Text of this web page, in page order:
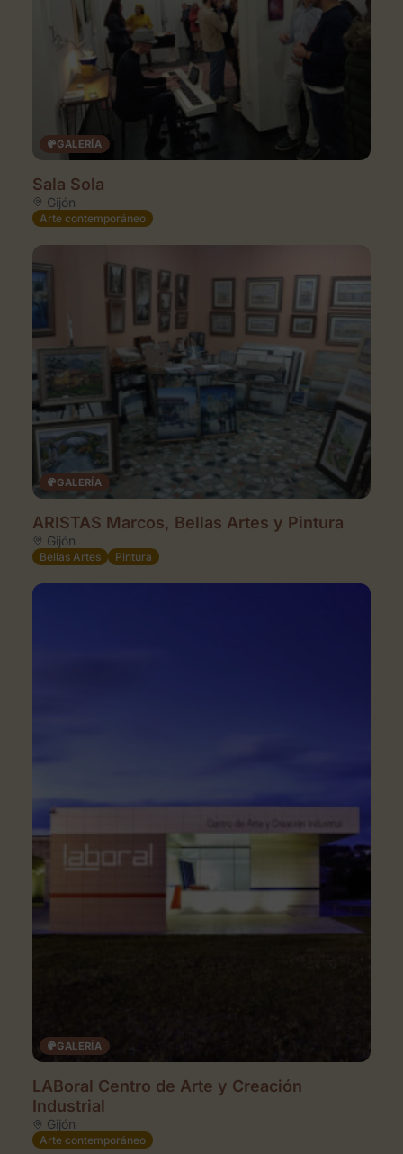
Espacios en la zona
GALERÍA
Sala Sola
Gijón
Arte contemporáneo
GALERÍA
ARISTAS Marcos, Bellas Artes y Pintura
Gijón
Bellas Artes Pintura
GALERÍA
LABoral Centro de Arte y Creación
Industrial
Gijón
Arte contemporáneo